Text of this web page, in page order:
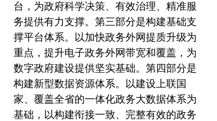
台，为政府科学决策、有效治理、精准服
务提供有力支撑。第三部分是构建基础支
撑平台体系。以加快政务外网提质升级为
重点， 提升电子政务外网带宽和覆盖，为
数字政府建设提供坚实基础。第四部分是
构建新型数据资源体系。以建设上联国
家、覆盖全省的一体化政务大数据体系为
基础，以构建衔接一致、完整有效的政务